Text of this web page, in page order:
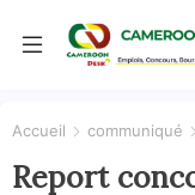
Accueil communiqué
Report